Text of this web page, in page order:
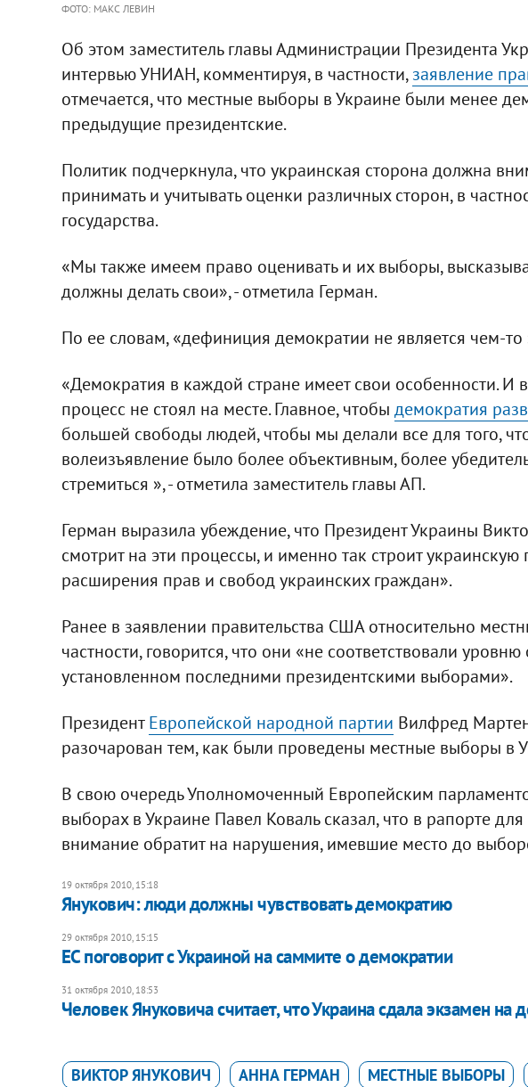
ФОТО: МАКС ЛЕВИН
Об этом заместитель главы Администрации Президента
интервью УНИАН, комментируя, в частности,заявление
отмечается, что местные выборы в Украине были менее
предыдущие президентские.
Политик подчеркнула, что украинская сторона должна
принимать и учитывать оценки различных сторон, в
государства.
«Мы также имеем право оценивать и их выборы,
должны делать свои», - отметила Герман.
По ее словам, «дефиниция демократии не является чем-
«Демократия в каждой стране имеет свои особенности. И
процесс не стоял на месте. Главное, чтобы демократия
большей свободы людей, чтобы мы делали все для того,
волеизъявление было более объективным, более
стремиться », - отметила заместитель главы АП.
Герман выразила убеждение, что Президент Украины
смотрит на эти процессы, и именно так строит украинскую
расширения прав и свобод украинских граждан».
Ранее в заявлении правительства США относительно
частности, говорится, что они «не соответствовали
установленном последними президентскими выборами».
ПрезидентЕвропейской народной партии Вилфред
разочарован тем, как были проведены местные выборы в
В свою очередь Уполномоченный Европейским
выборах в Украине Павел Коваль сказал, что в рапорте
внимание обратит на нарушения, имевшие место до
19 октября 2010, 15:18
Янукович: люди должны чувствовать демократию
29 октября 2010, 15:15
ЕС поговорит с Украиной на саммите о демократии
31 октября 2010, 18:53
Человек Януковича считает, что Украина сдала экзамен на
ВИКТОР ЯНУКОВИЧ АННА ГЕРМАН МЕСТНЫЕ ВЫБОРЫ